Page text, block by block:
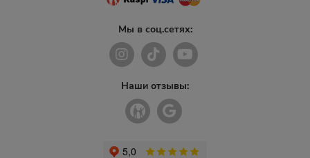
Мы в соц.сетях:
Наши отзывы: